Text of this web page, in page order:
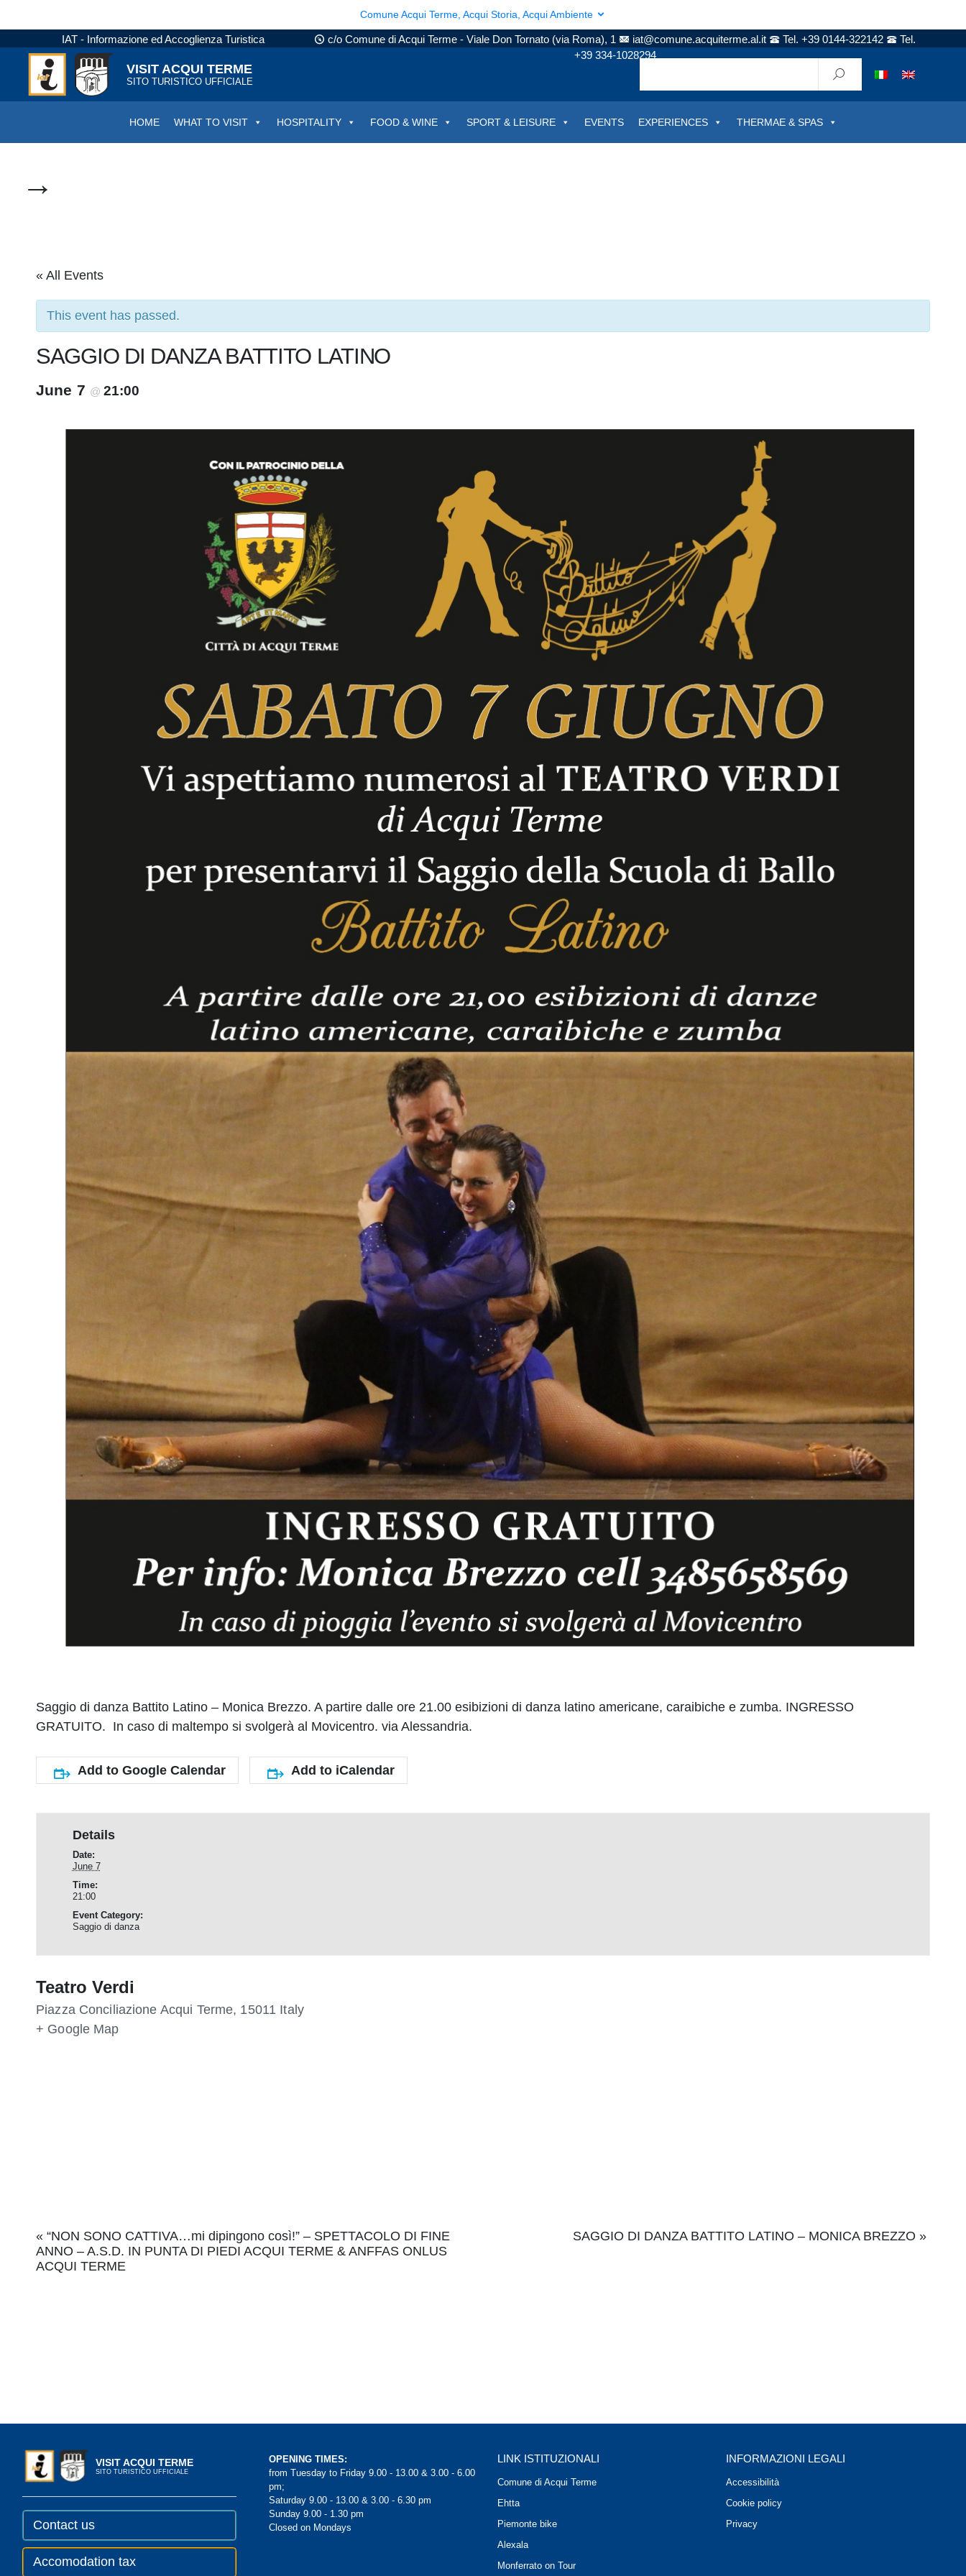
Comune Acqui Terme, Acqui Storia, Acqui Ambiente
IAT - Informazione ed Accoglienza Turistica c/o Comune di Acqui Terme - Viale Don Tornato (via Roma), 1 iat@comune.acquiterme.al.it Tel. +39 0144-322142
Tel.
+39 334-1028294
VISIT ACQUI TERME
SITO TURISTICO UFFICIALE
HOME WHAT TO VISIT HOSPITALITY FOOD & WINE SPORT & LEISURE EVENTS EXPERIENCES THERMAE & SPAS
→
« All Events
This event has passed.
SAGGIO DI DANZA BATTITO LATINO
June 7 @ 21:00
Saggio di danza Battito Latino – Monica Brezzo. A partire dalle ore 21.00 esibizioni di danza latino americane, caraibiche e zumba. INGRESSO
GRATUITO. In caso di maltempo si svolgerà al Movicentro. via Alessandria.
Add to Google Calendar Add to iCalendar
Details
Date:
June 7
Time:
21:00
Event Category:
Saggio di danza
Teatro Verdi
Piazza Conciliazione Acqui Terme, 15011 Italy
+ Google Map
Event
Navigation
« “NON SONO CATTIVA…mi dipingono così!” – SPETTACOLO DI FINE
ANNO – A.S.D. IN PUNTA DI PIEDI ACQUI TERME & ANFFAS ONLUS
ACQUI TERME
SAGGIO DI DANZA BATTITO LATINO – MONICA BREZZO »
VISIT ACQUI TERME
SITO TURISTICO UFFICIALE
Contact us
Accomodation tax
OPENING TIMES:
from Tuesday to Friday 9.00 - 13.00 & 3.00 - 6.00
pm;
Saturday 9.00 - 13.00 & 3.00 - 6.30 pm
Sunday 9.00 - 1.30 pm
Closed on Mondays
LINK ISTITUZIONALI
Comune di Acqui Terme
Ehtta
Piemonte bike
Alexala
Monferrato on Tour
INFORMAZIONI LEGALI
Accessibilità
Cookie policy
Privacy